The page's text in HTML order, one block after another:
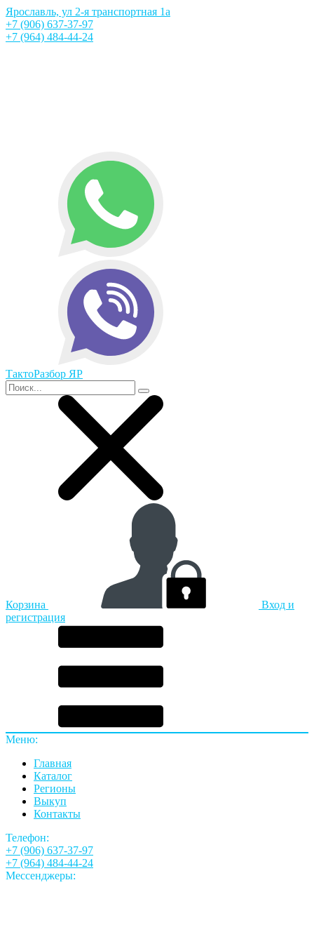
Ярославль, ул 2-я транспортная 1а
+7 (906) 637-37-97
+7 (964) 484-44-24
ТактоРазбор ЯР
Корзина
Вход и
регистрация
Меню:
Главная
Каталог
Регионы
Выкуп
Контакты
Телефон:
+7 (906) 637-37-97
+7 (964) 484-44-24
Мессенджеры: